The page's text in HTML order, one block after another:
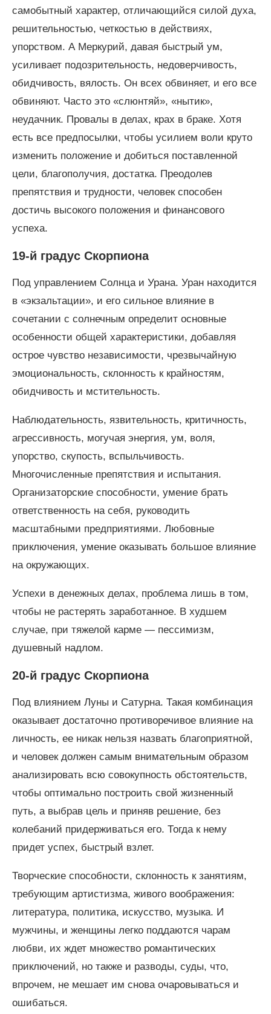
самобытный характер, отличающийся силой духа,
решительностью, четкостью в действиях,
упорством. А Меркурий, давая быстрый ум,
усиливает подозрительность, недоверчивость,
обидчивость, вялость. Он всех обвиняет, и его все
обвиняют. Часто это «слюнтяй», «нытик»,
неудачник. Провалы в делах, крах в браке. Хотя
есть все предпосылки, чтобы усилием воли круто
изменить положение и добиться поставленной
цели, благополучия, достатка. Преодолев
препятствия и трудности, человек способен
достичь высокого положения и финансового
успеха.
19-й градус Скорпиона
Под управлением Солнца и Урана. Уран находится
в «экзальтации», и его сильное влияние в
сочетании с солнечным определит основные
особенности общей характеристики, добавляя
острое чувство независимости, чрезвычайную
эмоциональность, склонность к крайностям,
обидчивость и мстительность.
Наблюдательность, язвительность, критичность,
агрессивность, могучая энергия, ум, воля,
упорство, скупость, вспыльчивость.
Многочисленные препятствия и испытания.
Организаторские способности, умение брать
ответственность на себя, руководить
масштабными предприятиями. Любовные
приключения, умение оказывать большое влияние
на окружающих.
Успехи в денежных делах, проблема лишь в том,
чтобы не растерять заработанное. В худшем
случае, при тяжелой карме — пессимизм,
душевный надлом.
20-й градус Скорпиона
Под влиянием Луны и Сатурна. Такая комбинация
оказывает достаточно противоречивое влияние на
личность, ее никак нельзя назвать благоприятной,
и человек должен самым внимательным образом
анализировать всю совокупность обстоятельств,
чтобы оптимально построить свой жизненный
путь, а выбрав цель и приняв решение, без
колебаний придерживаться его. Тогда к нему
придет успех, быстрый взлет.
Творческие способности, склонность к занятиям,
требующим артистизма, живого воображения:
литература, политика, искусство, музыка. И
мужчины, и женщины легко поддаются чарам
любви, их ждет множество романтических
приключений, но также и разводы, суды, что,
впрочем, не мешает им снова очаровываться и
ошибаться.